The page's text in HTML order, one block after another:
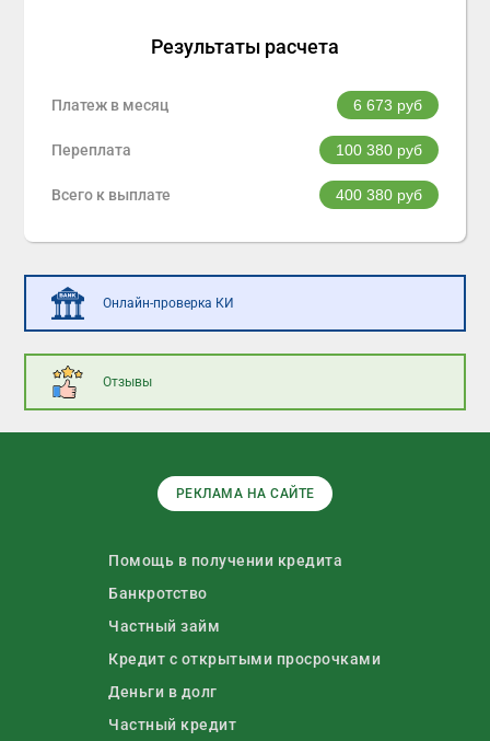
Результаты расчета
Платеж в месяц 6 673 руб
Переплата 100 380руб
Всего к выплате 400 380руб
Онлайн-проверка КИ
Отзывы
РЕКЛАМА НА САЙТЕ
Помощь в получении кредита
Банкротство
Частный займ
Кредит с открытыми просрочками
Деньги в долг
Частный кредит